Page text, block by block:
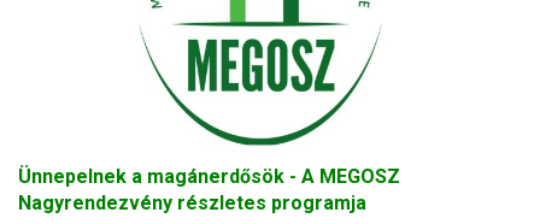
Ünnepelnek a magánerdősök - A MEGOSZ
Nagyrendezvény részletes programja